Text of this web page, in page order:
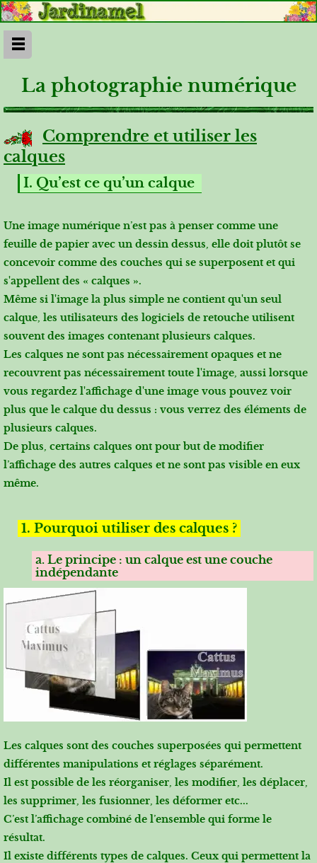
La photographie numérique
Comprendre et utiliser les
calques
I. Qu’est ce qu’un calque
Une image numérique n’est pas à penser comme une
feuille de papier avec un dessin dessus, elle doit plutôt se
concevoir comme des couches qui se superposent et qui
s'appellent des « calques ».
Même si l'image la plus simple ne contient qu'un seul
calque, les utilisateurs des logiciels de retouche utilisent
souvent des images contenant plusieurs calques.
Les calques ne sont pas nécessairement opaques et ne
recouvrent pas nécessairement toute l'image, aussi lorsque
vous regardez l'affichage d'une image vous pouvez voir
plus que le calque du dessus : vous verrez des éléments de
plusieurs calques.
De plus, certains calques ont pour but de modifier
l’affichage des autres calques et ne sont pas visible en eux
même.
1. Pourquoi utiliser des calques ?
a. Le principe : un calque est une couche
indépendante
Les calques sont des couches superposées qui permettent
différentes manipulations et réglages séparément.
Il est possible de les réorganiser, les modifier, les déplacer,
les supprimer, les fusionner, les déformer etc...
C’est l’affichage combiné de l’ensemble qui forme le
résultat.
Il existe différents types de calques. Ceux qui permettent la